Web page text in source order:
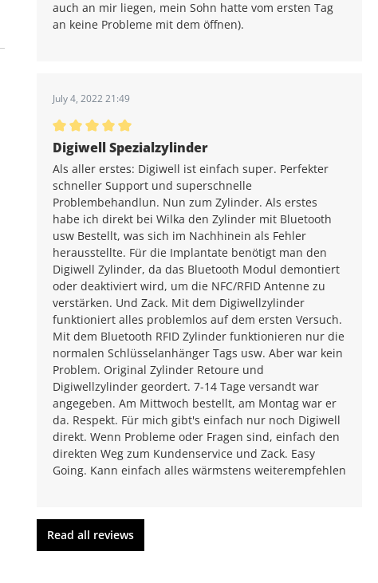
auch an mir liegen, mein Sohn hatte vom ersten Tag
an keine Probleme mit dem öffnen).
July 4, 2022 21:49
Average rating of 5 out of 5 stars
Digiwell Spezialzylinder
Als aller erstes: Digiwell ist einfach super. Perfekter
schneller Support und superschnelle
Problembehandlun. Nun zum Zylinder. Als erstes
habe ich direkt bei Wilka den Zylinder mit Bluetooth
usw Bestellt, was sich im Nachhinein als Fehler
herausstellte. Für die Implantate benötigt man den
Digiwell Zylinder, da das Bluetooth Modul demontiert
oder deaktiviert wird, um die NFC/RFID Antenne zu
verstärken. Und Zack. Mit dem Digiwellzylinder
funktioniert alles problemlos auf dem ersten Versuch.
Mit dem Bluetooth RFID Zylinder funktionieren nur die
normalen Schlüsselanhänger Tags usw. Aber war kein
Problem. Original Zylinder Retoure und
Digiwellzylinder geordert. 7-14 Tage versandt war
angegeben. Am Mittwoch bestellt, am Montag war er
da. Respekt. Für mich gibt's einfach nur noch Digiwell
direkt. Wenn Probleme oder Fragen sind, einfach den
direkten Weg zum Kundenservice und Zack. Easy
Going. Kann einfach alles wärmstens weiterempfehlen
Read all reviews